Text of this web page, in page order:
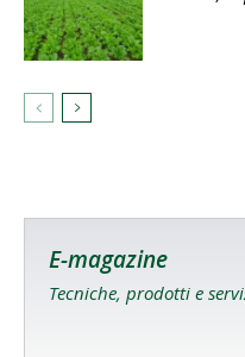
E-magazine
Tecniche, prodotti e